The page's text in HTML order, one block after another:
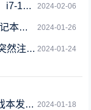
2024-02-06
4070
2024-01-26
屏
2024-01-24
方回应
2024-01-18
Ultra 9